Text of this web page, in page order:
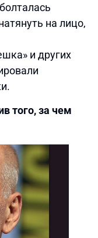
на лицо,
и других
того, за чем